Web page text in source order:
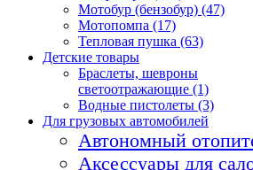
Мотобур (бензобур) (47)
Мотопомпа (17)
Тепловая пушка (63)
Детские товары
Браслеты, шевроны
светоотражающие (1)
Водные пистолеты (3)
Для грузовых автомобилей
Автономный
Аксессуары для